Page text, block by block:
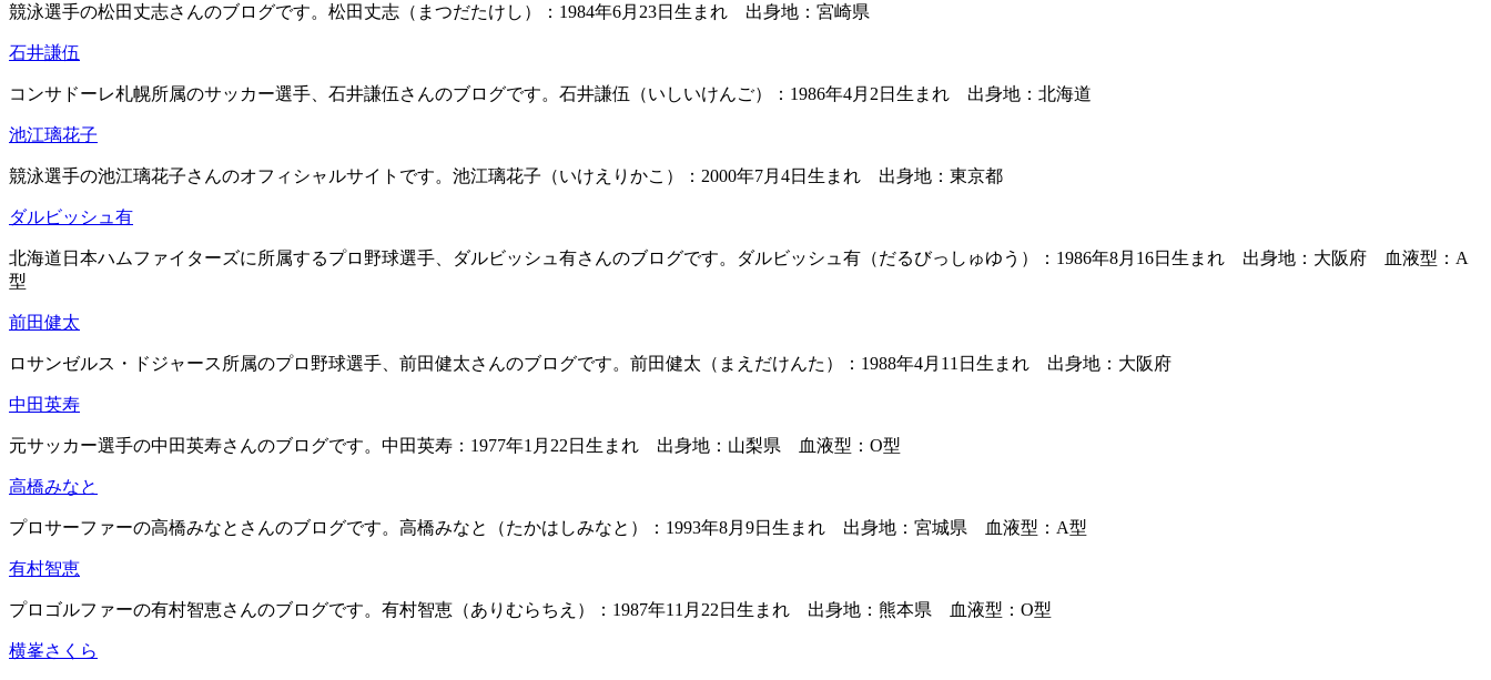
競泳選手の松田丈志さんのブログです。松田丈志（まつだたけし）：1984年6月23日生まれ 出身地：宮崎県
石井謙伍
コンサドーレ札幌所属のサッカー選手、石井謙伍さんのブログです。石井謙伍（いしいけんご）：1986年4月2日生まれ 出身地：北海道
池江璃花子
競泳選手の池江璃花子さんのオフィシャルサイトです。池江璃花子（いけえりかこ）：2000年7月4日生まれ 出身地：東京都
ダルビッシュ有
北海道日本ハムファイターズに所属するプロ野球選手、ダルビッシュ有さんのブログです。ダルビッシュ有（だるびっしゅゆう）：1986年8月16日生まれ 出身地：大阪府 血液型：A
型
前田健太
ロサンゼルス・ドジャース所属のプロ野球選手、前田健太さんのブログです。前田健太（まえだけんた）：1988年4月11日生まれ 出身地：大阪府
中田英寿
元サッカー選手の中田英寿さんのブログです。中田英寿：1977年1月22日生まれ 出身地：山梨県 血液型：O型
高橋みなと
プロサーファーの高橋みなとさんのブログです。高橋みなと（たかはしみなと）：1993年8月9日生まれ 出身地：宮城県 血液型：A型
有村智恵
プロゴルファーの有村智恵さんのブログです。有村智恵（ありむらちえ）：1987年11月22日生まれ 出身地：熊本県 血液型：O型
横峯さくら